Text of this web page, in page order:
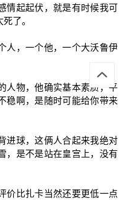
情起起伏，就是有时候我可
了。
人，一个他，一个大沃鲁伊
人物，他确实基本素质，平
稳啊，是随时可能给你带来
进球，这俩人合起来我绝对
，是不是站在皇宫上，没有
价比扎卡当然还要更低一点